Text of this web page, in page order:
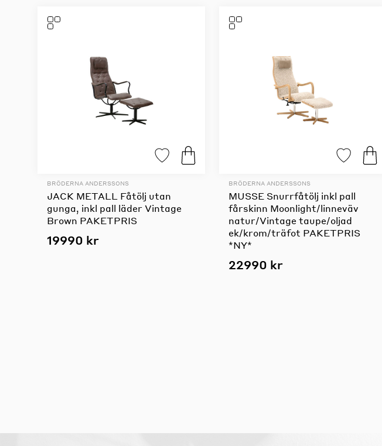
BRÖDERNA ANDERSSONS
JACK METALL Fåtölj utan
gunga, inkl pall läder Vintage
Brown PAKETPRIS
19990 kr
BRÖDERNA ANDERSSONS
MUSSE Snurrfåtölj inkl pall
fårskinn Moonlight/linneväv
natur/Vintage taupe/oljad
ek/krom/träfot PAKETPRIS
*NY*
22990 kr